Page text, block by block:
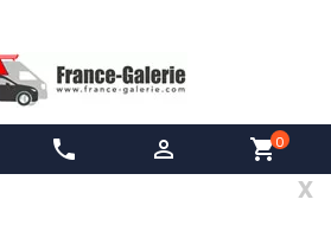
phone  shopping_cart0
x